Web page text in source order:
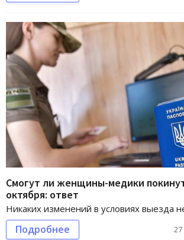
Смогут ли женщины-медики
октября: ответ
Никаких изменений в условиях выезда
Подробнее 27